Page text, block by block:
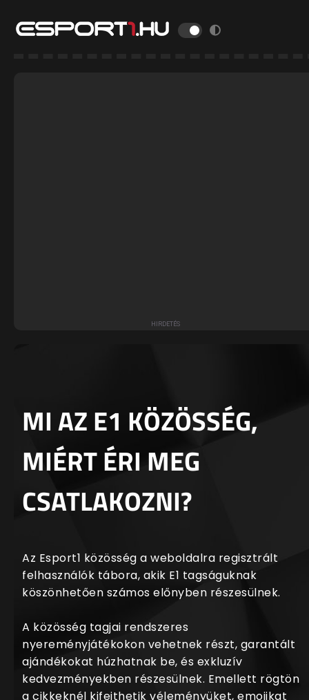
MI AZ E1 KÖZÖSSÉG,
MIÉRT ÉRI MEG
CSATLAKOZNI?
Az Esport1 közösség a weboldalra regisztrált
felhasználók tábora, akik E1 tagságuknak
köszönhetően számos előnyben részesülnek.
A közösség tagjai rendszeres
nyereményjátékokon vehetnek részt, garantált
ajándékokat húzhatnak be, és exkluzív
kedvezményekben részesülnek. Emellett rögtön
a cikkeknél kifejthetik véleményüket, emojikat